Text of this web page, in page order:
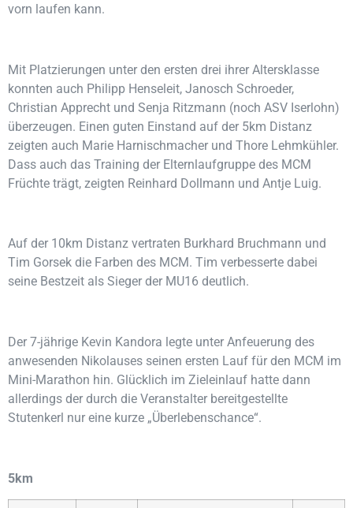
vorn laufen kann.
Mit Platzierungen unter den ersten drei ihrer Altersklasse
konnten auch Philipp Henseleit, Janosch Schroeder,
Christian Apprecht und Senja Ritzmann (noch ASV Iserlohn)
überzeugen. Einen guten Einstand auf der 5km Distanz
zeigten auch Marie Harnischmacher und Thore Lehmkühler.
Dass auch das Training der Elternlaufgruppe des MCM
Früchte trägt, zeigten Reinhard Dollmann und Antje Luig.
Auf der 10km Distanz vertraten Burkhard Bruchmann und
Tim Gorsek die Farben des MCM. Tim verbesserte dabei
seine Bestzeit als Sieger der MU16 deutlich.
Der 7-jährige Kevin Kandora legte unter Anfeuerung des
anwesenden Nikolauses seinen ersten Lauf für den MCM im
Mini-Marathon hin. Glücklich im Zieleinlauf hatte dann
allerdings der durch die Veranstalter bereitgestellte
Stutenkerl nur eine kurze „Überlebenschance“.
5km